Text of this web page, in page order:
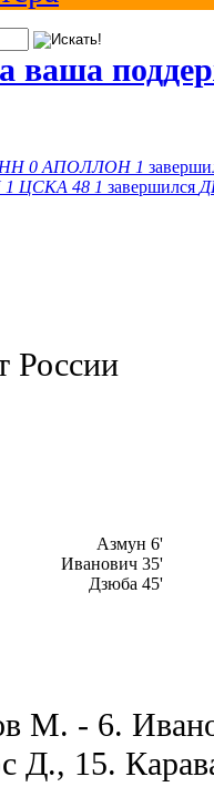
ваша
0 АПОЛЛОН 1
1 ЦСКА 48 1 завершился
России
Азмун 6'
Иванович 35'
Дзюба 45'
М. - 6.
Д., 15.